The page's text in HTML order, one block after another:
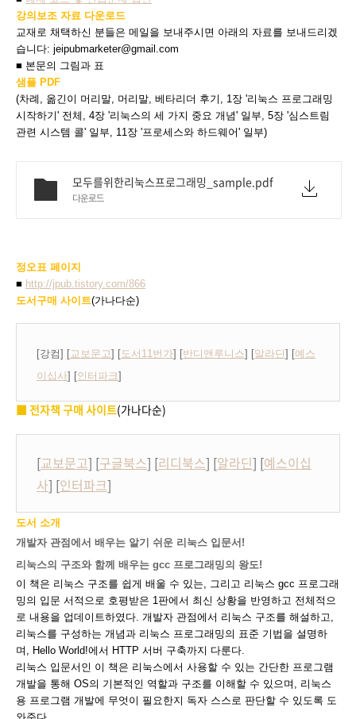
강의보조 자료 다운로드
교재로 채택하신 분들은 메일을 보내주시면 아래의 자료를 보내드리겠
습니다: jeipubmarketer@gmail.com
■ 본문의 그림과 표
샘플 PDF
(차례, 옮긴이 머리말, 머리말, 베타리더 후기, 1장 '리눅스 프로그래밍
시작하기' 전체, 4장 '리눅스의 세 가지 중요 개념' 일부, 5장 '심스트림
관련 시스템 콜' 일부, 11장 '프로세스와 하드웨어' 일부)
모두를위한리눅스프로그래밍_sample.pdf
다운로드
정오표 페이지
■ http://jpub.tistory.com/866
도서구매 사이트(가나다순)
[강컴] [교보문고] [도서11번가] [반디앤루니스] [알라딘] [예스
이십사] [인터파크]
■ 전자책 구매 사이트(가나다순)
[교보문고] [구글북스] [리디북스] [알라딘] [예스이십
사] [인터파크]
도서 소개
개발자 관점에서 배우는 알기 쉬운 리눅스 입문서!
리눅스의 구조와 함께 배우는 gcc 프로그래밍의 왕도!
이 책은 리눅스 구조를 쉽게 배울 수 있는, 그리고 리눅스 gcc 프로그래
밍의 입문 서적으로 호평받은 1판에서 최신 상황을 반영하고 전체적으
로 내용을 업데이트하였다. 개발자 관점에서 리눅스 구조를 해설하고,
리눅스를 구성하는 개념과 리눅스 프로그래밍의 표준 기법을 설명하
며, Hello World!에서 HTTP 서버 구축까지 다룬다.
리눅스 입문서인 이 책은 리눅스에서 사용할 수 있는 간단한 프로그램
개발을 통해 OS의 기본적인 역할과 구조를 이해할 수 있으며, 리눅스
용 프로그램 개발에 무엇이 필요한지 독자 스스로 판단할 수 있도록 도